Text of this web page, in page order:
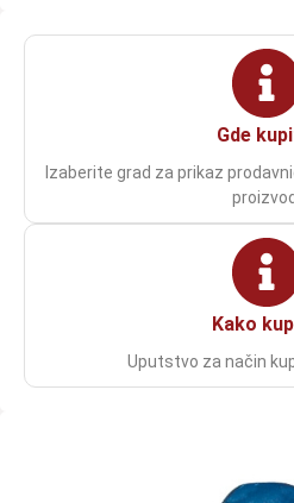
Gde
Izaberite grad za prikaz
proizvod.
Kako
Uputstvo za način